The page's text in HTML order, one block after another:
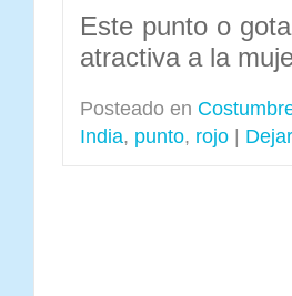
Este punto o
atractiva a la
Posteado en
India, punto, rojo